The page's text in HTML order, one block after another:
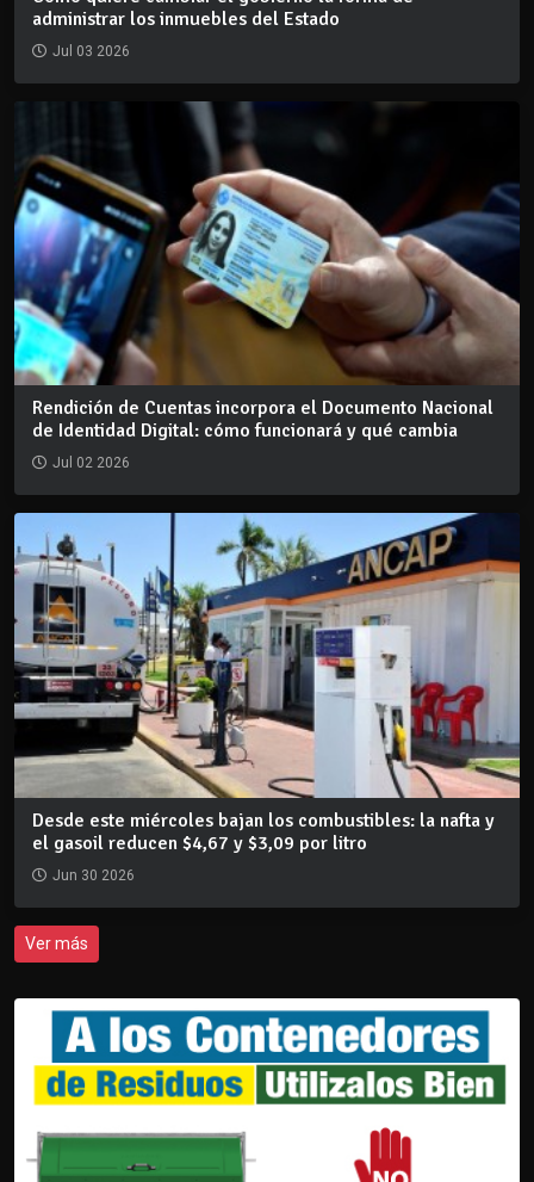
administrar los inmuebles del Estado
Jul 03 2026
Rendición de Cuentas incorpora el Documento Nacional
de Identidad Digital: cómo funcionará y qué cambia
Jul 02 2026
Desde este miércoles bajan los combustibles: la nafta y
el gasoil reducen $4,67 y $3,09 por litro
Jun 30 2026
Ver más